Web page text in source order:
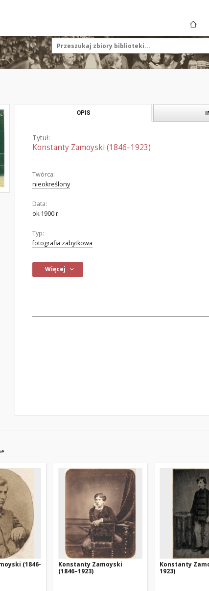
OPIS
Tytuł:
Konstanty Zamoyski (1846–1923)
Twórca:
nieokreślony
Data:
ok.1900 r.
Typ:
fotografia zabytkowa
Więcej
(1846-
Konstanty Zamoyski
(1846–1923)
Konstanty
1923)